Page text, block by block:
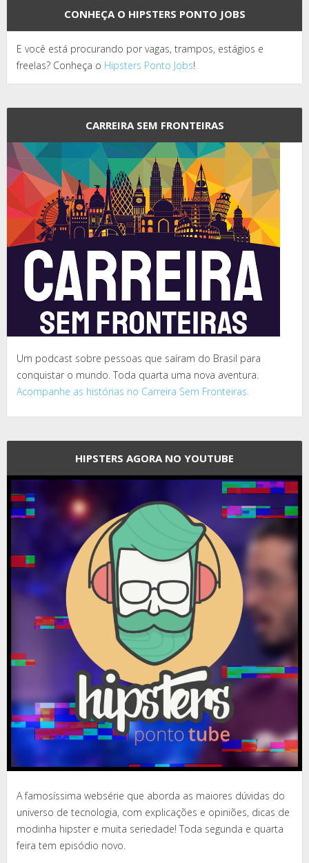
CONHEÇA O HIPSTERS PONTO JOBS
E você está procurando por vagas, trampos, estágios e
freelas? Conheça o Hipsters Ponto Jobs!
CARREIRA SEM FRONTEIRAS
Um podcast sobre pessoas que saíram do Brasil para
conquistar o mundo. Toda quarta uma nova aventura.
Acompanhe as histórias no Carreira Sem Fronteiras.
HIPSTERS AGORA NO YOUTUBE
A famosíssima websérie que aborda as maiores dúvidas do
universo de tecnologia, com explicações e opiniões, dicas de
modinha hipster e muita seriedade! Toda segunda e quarta
feira tem episódio novo.